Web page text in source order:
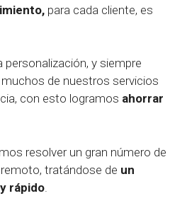
para cada cliente, es
y siempre
de nuestros servicios
con esto logramos ahorrar
resolver un gran número de
tratándose de un
rápido